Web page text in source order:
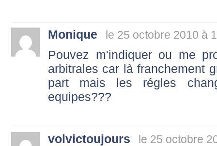
Monique le 25 octobre 2010 à
Pouvez m'indiquer ou me
arbitrales car là franchement
part mais les régles
equipes???
volvictoujours le 25 octobre